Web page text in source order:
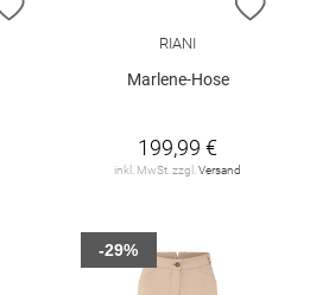
ZUR WUNSCHLISTE HINZUFÜGEN
ZUR
RIANI
Marlene-Hose
199,99 €
inkl. MwSt. zzgl. Versand
-29%